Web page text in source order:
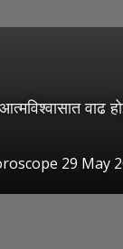
वाढ
29 May